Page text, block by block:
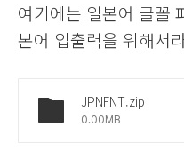
여기에는 일본어 글꼴
본어 입출력을 위해서
JPNFNT.zip
0.00MB